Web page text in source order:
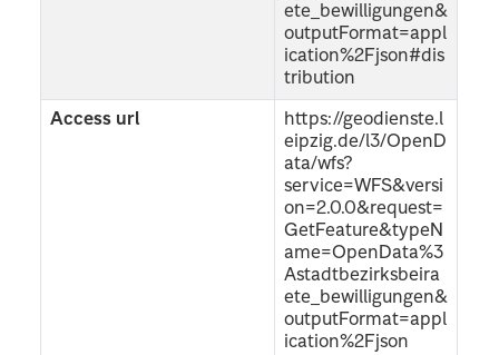
ete_bewilligungen&
outputFormat=appl
ication%2Fjson#dis
tribution
Access url
https://geodienste.l
eipzig.de/l3/OpenD
ata/wfs?
service=WFS&versi
on=2.0.0&request=
GetFeature&typeN
ame=OpenData%3
Astadtbezirksbeira
ete_bewilligungen&
outputFormat=appl
ication%2Fjson